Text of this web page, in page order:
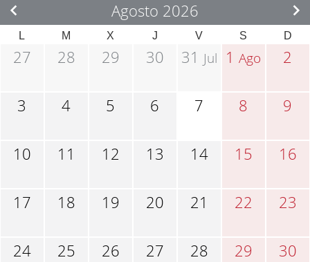
Agosto 2026
L M X J V S D
27 28 29 30 31 Jul 1Ago 2
3 4 5 6 7 8 9
10 11 12 13 14 15 16
17 18 19 20 21 22 23
24 25 26 27 28 29 30